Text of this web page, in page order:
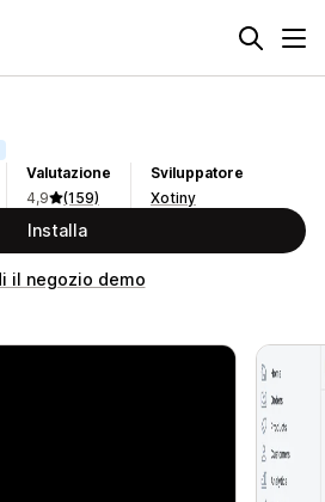
Valutazione
4,9
(159)
Sviluppatore
Xotiny
Installa
il negozio demo